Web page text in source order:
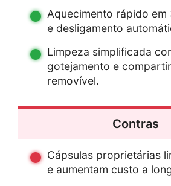
Aquecimento rápido em
e desligamento
Limpeza simplificada
gotejamento e
removível.
Contras
Cápsulas proprietárias
e aumentam custo a